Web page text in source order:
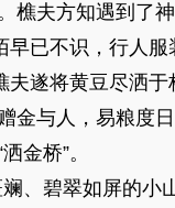
樵夫方知遇到了
已不识，行人
遂将黄豆尽洒
金与人，易粮度
金桥”。
碧翠如屏的小